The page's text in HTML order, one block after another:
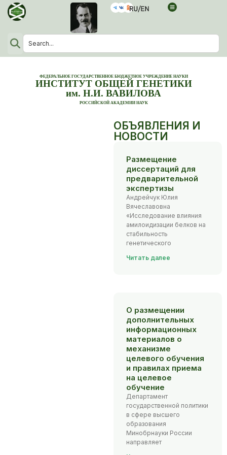
ФЕДЕРАЛЬНОЕ ГОСУДАРСТВЕННОЕ БЮДЖЕТНОЕ УЧРЕЖДЕНИЕ НАУКИ
ИНСТИТУТ ОБЩЕЙ ГЕНЕТИКИ
им. Н.И. ВАВИЛОВА
РОССИЙСКОЙ АКАДЕМИИ НАУК
ОБЪЯВЛЕНИЯ И
НОВОСТИ
Размещение
диссертаций для
предварительной
экспертизы
Андрейчук Юлия
Вячеславовна
«Исследование влияния
амилоидизации белков на
стабильность
генетического
Читать далее
О размещении
дополнительных
информационных
материалов о
механизме
целевого обучения
и правилах приема
на целевое
обучение
Департамент
государственной политики
в сфере высшего
образования
Минобрнауки России
направляет